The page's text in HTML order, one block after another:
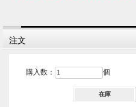
注文
購入数： 個
在庫